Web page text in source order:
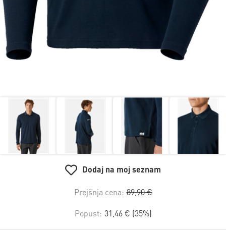
Dodaj na moj seznam
Prejšnja cena: 89,90 €
Popust: 31,46 € (35%)